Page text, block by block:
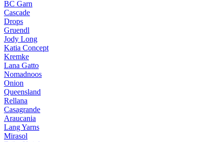
BC Garn
Cascade
Drops
Gruendl
Jody Long
Katia Concept
Kremke
Lana Gatto
Nomadnoos
Onion
Queensland
Rellana
Casagrande
Araucania
Lang Yarns
Mirasol